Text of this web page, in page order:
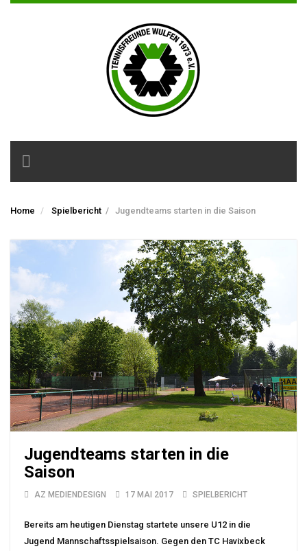
Toggle
navigation
Home Spielbericht / Jugendteams starten in die Saison
Jugendteams starten in die
Saison
AZ MEDIENDESIGN 17 MAI 2017 SPIELBERICHT
Bereits am heutigen Dienstag startete unsere U12 in die
Jugend Mannschaftsspielsaison. Gegen den TC Havixbeck